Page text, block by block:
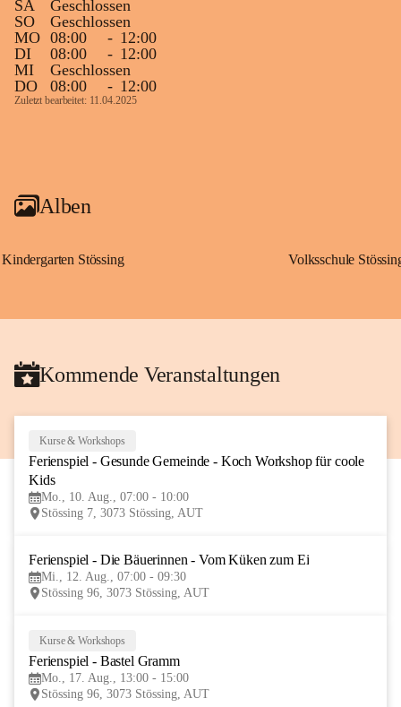
SA
Geschlossen
SO
Geschlossen
MO 08:00 - 12:00
DI
08:00 - 12:00
MI
Geschlossen
DO
08:00 - 12:00
Zuletzt bearbeitet: 11.04.2025
Alben
Kindergarten Stössing Volksschule
Kommende Veranstaltungen
AUG
Kurse & Workshops
Ferienspiel - Gesunde Gemeinde - Koch Workshop für coole
Kids
Mo., 10. Aug., 07:00 - 10:00
Stössing 7, 3073 Stössing, AUT
Ferienspiel - Die Bäuerinnen - Vom Küken zum Ei
Mi., 12. Aug., 07:00 - 09:30
Stössing 96, 3073 Stössing, AUT
Kurse & Workshops
Ferienspiel - Bastel Gramm
Mo., 17. Aug., 13:00 - 15:00
Stössing 96, 3073 Stössing, AUT